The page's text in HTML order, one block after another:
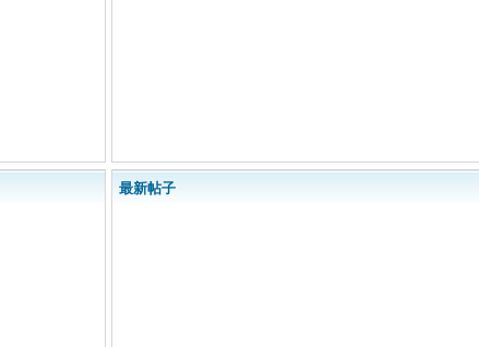
最新帖子